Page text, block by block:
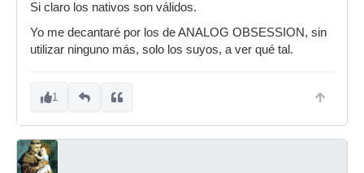
Si claro los nativos son válidos.
Yo me decantaré por los de ANALOG OBSESSION, sin
utilizar ninguno más, solo los suyos, a ver qué tal.
1